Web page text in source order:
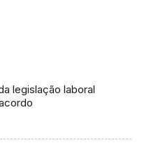
legislação laboral